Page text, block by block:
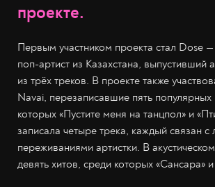
проекте.
Первым участником проекта стал Dose
поп-артист из Казахстана, выпустивший
из трёх треков. В проекте также
Navai, перезаписавшие пять популярных
которых «Пустите меня на танцпол» и
записала четыре трека, каждый связан с
переживаниями артистки. В
девять хитов, среди которых «Сансара»